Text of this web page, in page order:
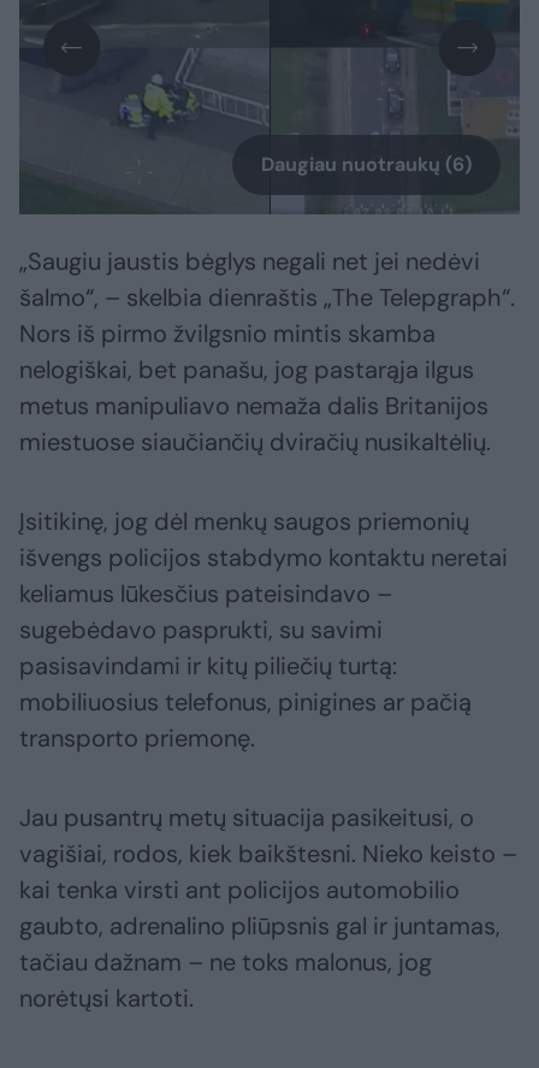
Daugiau nuotraukų (6)
„Saugiu jaustis bėglys negali net jei nedėvi
šalmo“, – skelbia dienraštis „The Telepgraph“.
Nors iš pirmo žvilgsnio mintis skamba
nelogiškai, bet panašu, jog pastarąja ilgus
metus manipuliavo nemaža dalis Britanijos
miestuose siaučiančių dviračių nusikaltėlių.
Įsitikinę, jog dėl menkų saugos priemonių
išvengs policijos stabdymo kontaktu neretai
keliamus lūkesčius pateisindavo –
sugebėdavo pasprukti, su savimi
pasisavindami ir kitų piliečių turtą:
mobiliuosius telefonus, pinigines ar pačią
transporto priemonę.
Jau pusantrų metų situacija pasikeitusi, o
vagišiai, rodos, kiek baikštesni. Nieko keisto –
kai tenka virsti ant policijos automobilio
gaubto, adrenalino pliūpsnis gal ir juntamas,
tačiau dažnam – ne toks malonus, jog
norėtųsi kartoti.